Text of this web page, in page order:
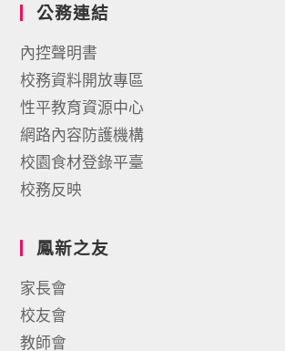
公務連結
內控聲明書
校務資料開放專區
性平教育資源中心
網路內容防護機構
校園食材登錄平臺
校務反映
鳳新之友
家長會
校友會
教師會